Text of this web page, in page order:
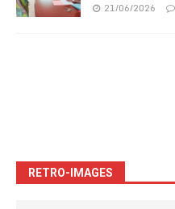
21/06/2026
RETRO-IMAGES